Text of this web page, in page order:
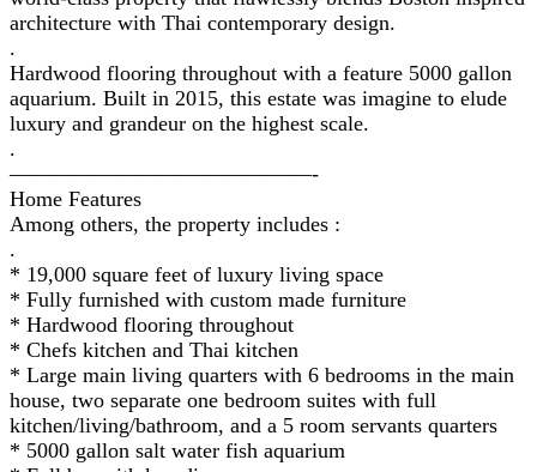
architecture with Thai contemporary design.
.
Hardwood flooring throughout with a feature 5000 gallon
aquarium. Built in 2015, this estate was imagine to elude
luxury and grandeur on the highest scale.
.
——————————————-
Home Features
Among others, the property includes :
.
* 19,000 square feet of luxury living space
* Fully furnished with custom made furniture
* Hardwood flooring throughout
* Chefs kitchen and Thai kitchen
* Large main living quarters with 6 bedrooms in the main
house, two separate one bedroom suites with full
kitchen/living/bathroom, and a 5 room servants quarters
* 5000 gallon salt water fish aquarium